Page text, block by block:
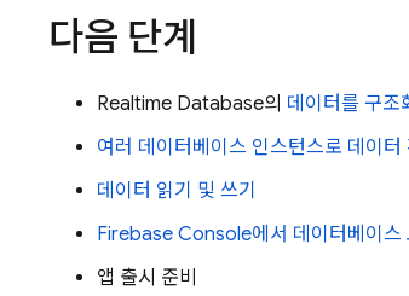
다음 단계
Realtime Database의 데이터를 구조
여러 데이터베이스 인스턴스로 데이터
데이터 읽기 및 쓰기
Firebase Console에서 데이터베이스
앱 출시 준비